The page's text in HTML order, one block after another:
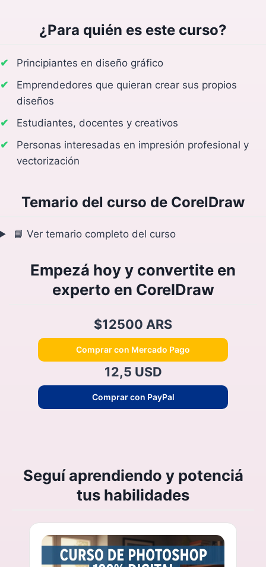
¿Para quién es este curso?
Principiantes en diseño gráfico
Emprendedores que quieran crear sus propios
diseños
Estudiantes, docentes y creativos
Personas interesadas en impresión profesional y
vectorización
Temario del curso de CorelDraw
📘 Ver temario completo del curso
Empezá hoy y convertite en
experto en CorelDraw
$12500 ARS
Comprar con Mercado Pago
12,5 USD
Comprar con PayPal
Seguí aprendiendo y potenciá
tus habilidades